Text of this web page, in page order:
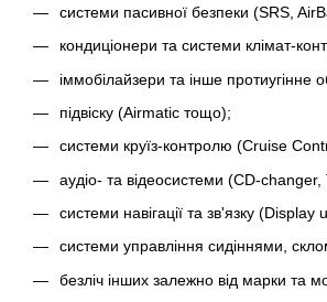
системи пасивної безпеки (SRS,
кондиціонери та системи клімат-
іммобілайзери та інше
підвіску (Airmatic тощо);
системи круїз-контролю (Cruise
аудіо- та відеосистеми (CD-
системи навігації та зв'язку
системи управління сидіннями,
безліч інших залежно від марки та